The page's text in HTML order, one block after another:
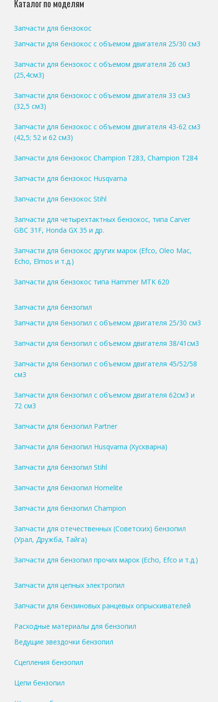
Каталог по моделям
Запчасти для бензокос
Запчасти для бензокос с объемом двигателя 25/30 см3
Запчасти для бензокос с объемом двигателя 26 см3
(25,4см3)
Запчасти для бензокос с объемом двигателя 33 см3
(32,5 см3)
Запчасти для бензокос с объемом двигателя 43-62 см3
(42,5; 52 и 62 см3)
Запчасти для бензокос Champion T283, Champion T284
Запчасти для бензокос Husqvarna
Запчасти для бензокос Stihl
Запчасти для четырехтактных бензокос, типа Carver
GBC 31F, Honda GX 35 и др.
Запчасти для бензокос других марок (Efco, Oleo Mac,
Echo, Elmos и т.д.)
Запчасти для бензокос типа Hammer MTK 620
Запчасти для бензопил
Запчасти для бензопил с объемом двигателя 25/30 см3
Запчасти для бензопил с объемом двигателя 38/41см3
Запчасти для бензопил с объемом двигателя 45/52/58
см3
Запчасти для бензопил с объемом двигателя 62см3 и
72 см3
Запчасти для бензопил Partner
Запчасти для бензопил Husqvarna (Хускварна)
Запчасти для бензопил Stihl
Запчасти для бензопил Homelite
Запчасти для бензопил Champion
Запчасти для отечественных (Советских) бензопил
(Урал, Дружба, Тайга)
Запчасти для бензопил прочих марок (Echo, Efco и т.д.)
Запчасти для цепных электропил
Запчасти для бензиновых ранцевых опрыскивателей
Расходные материалы для бензопил
Ведущие звездочки бензопил
Сцепления бензопил
Цепи бензопил